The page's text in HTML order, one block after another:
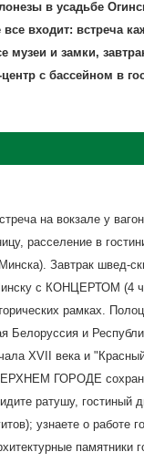
в усадьбе
входит: встреча
музеи и замки,
с бассейном в
на вокзале у
расселение в
Завтрак швед-
с КОНЦЕРТОМ (4
рамках.
Белоруссия и
ХVII века и
ГОРОДЕ
ратушу, гостиный
узнаете о работе